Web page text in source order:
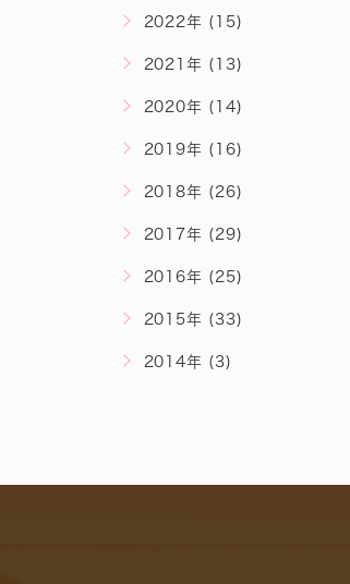
2022年 (15)
2021年 (13)
2020年 (14)
2019年 (16)
2018年 (26)
2017年 (29)
2016年 (25)
2015年 (33)
2014年 (3)